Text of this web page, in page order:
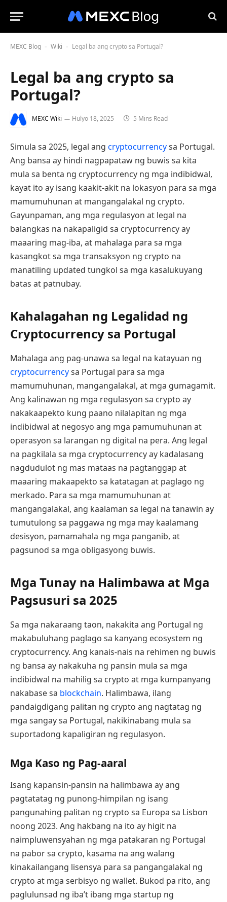
MEXC Blog - Wiki - Legal ba ang crypto sa Portugal?
Legal ba ang crypto sa
Portugal?
MEXC Wiki Hulyo 18, 2025 5 Mins Read
Simula sa 2025, legal ang cryptocurrencysa Portugal.
Ang bansa ay hindi nagpapataw ng buwis sa kita
mula sa benta ng cryptocurrency ng mga indibidwal,
kayat ito ay isang kaakit-akit na lokasyon para sa mga
mamumuhunan at mangangalakal ng crypto.
Gayunpaman, ang mga regulasyon at legal na
balangkas na nakapaligid sa cryptocurrency ay
maaaring mag-iba, at mahalaga para sa mga
kasangkot sa mga transaksyon ng crypto na
manatiling updated tungkol sa mga kasalukuyang
batas at patnubay.
Kahalagahan ng Legalidad ng
Cryptocurrency sa Portugal
Mahalaga ang pag-unawa sa legal na katayuan ng
cryptocurrencysa Portugal para sa mga
mamumuhunan, mangangalakal, at mga gumagamit.
Ang kalinawan ng mga regulasyon sa crypto ay
nakakaapekto kung paano nilalapitan ng mga
indibidwal at negosyo ang mga pamumuhunan at
operasyon sa larangan ng digital na pera. Ang legal
na pagkilala sa mga cryptocurrency ay kadalasang
nagdudulot ng mas mataas na pagtanggap at
maaaring makaapekto sa katatagan at paglago ng
merkado. Para sa mga mamumuhunan at
mangangalakal, ang kaalaman sa legal na tanawin ay
tumutulong sa paggawa ng mga may kaalamang
desisyon, pamamahala ng mga panganib, at
pagsunod sa mga obligasyong buwis.
Mga Tunay na Halimbawa at Mga
Pagsusuri sa 2025
Sa mga nakaraang taon, nakakita ang Portugal ng
makabuluhang paglago sa kanyang ecosystem ng
cryptocurrency. Ang kanais-nais na rehimen ng buwis
ng bansa ay nakakuha ng pansin mula sa mga
indibidwal na mahilig sa crypto at mga kumpanyang
nakabase sa blockchain. Halimbawa, ilang
pandaigdigang palitan ng crypto ang nagtatag ng
mga sangay sa Portugal, nakikinabang mula sa
suportadong kapaligiran ng regulasyon.
Mga Kaso ng Pag-aaral
Isang kapansin-pansin na halimbawa ay ang
pagtatatag ng punong-himpilan ng isang
pangunahing palitan ng crypto sa Europa sa Lisbon
noong 2023. Ang hakbang na ito ay higit na
naimpluwensyahan ng mga patakaran ng Portugal
na pabor sa crypto, kasama na ang walang
kinakailangang lisensya para sa pangangalakal ng
crypto at mga serbisyo ng wallet. Bukod pa rito, ang
paglulunsad ng iba’t ibang mga startup ng